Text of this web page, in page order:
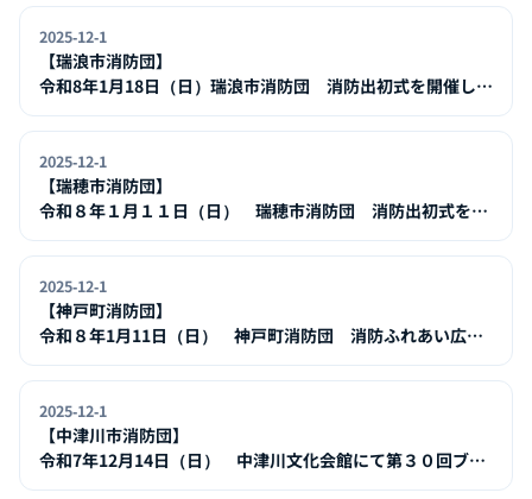
2025-12-1
【瑞浪市消防団】
令和8年1月18日（日）瑞浪市消防団 消防出初式を開催しま
す！
2025-12-1
【瑞穂市消防団】
令和８年１月１１日（日） 瑞穂市消防団 消防出初式を開
催します！
2025-12-1
【神戸町消防団】
令和８年1月11日（日） 神戸町消防団 消防ふれあい広
場 を開催
2025-12-1
【中津川市消防団】
令和7年12月14日（日） 中津川文化会館にて第３０回ブラ
スバンドフェスティバルを開催します。